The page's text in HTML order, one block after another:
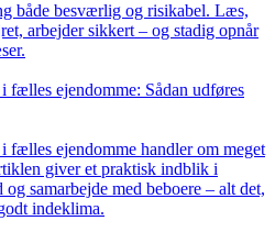
både besværlig og risikabel. Læs,
arbejder sikkert – og stadig opnår
fælles ejendomme: Sådan udføres
fælles ejendomme handler om meget
giver et praktisk indblik i
samarbejde med beboere – alt det,
indeklima.